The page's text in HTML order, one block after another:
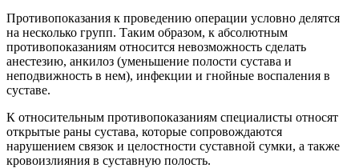
Противопоказания к проведению операции условно делятся
на несколько групп. Таким образом, к абсолютным
противопоказаниям относится невозможность сделать
анестезию, анкилоз (уменьшение полости сустава и
неподвижность в нем), инфекции и гнойные воспаления в
суставе.
К относительным противопоказаниям специалисты относят
открытые раны сустава, которые сопровождаются
нарушением связок и целостности суставной сумки, а также
кровоизлияния в суставную полость.